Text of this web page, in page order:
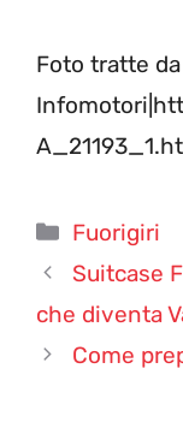
Foto tratte da
Categorie
Fuorigiri
Suitcase
che diventa
Come